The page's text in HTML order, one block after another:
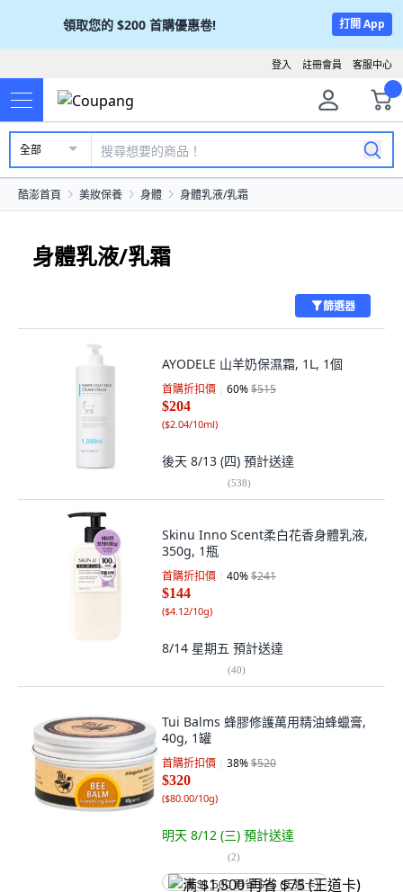
領取您的 $200 首購優惠卷! 打開 App
客服中心
註冊會員
登入
全部
酷澎首頁 美妝保養 身體 身體乳液/乳霜
身體乳液/乳霜
篩選器
AYODELE 山羊奶保濕霜, 1L, 1個
首購折扣價 60%$515
$204
($2.04/10ml)
後天 8/13 (四) 預計送達
(538)
Skinu Inno Scent柔白花香身體乳液,
350g, 1瓶
首購折扣價 40%$241
$144
($4.12/10g)
8/14 星期五 預計送達
(40)
Tui Balms 蜂膠修護萬用精油蜂蠟膏,
40g, 1罐
首購折扣價 38%$520
$320
($80.00/10g)
明天 8/12 (三) 預計送達
(2)
满 $1,500 再省 $75 (王道卡)